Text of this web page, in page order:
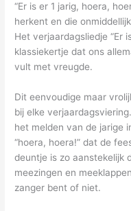
“Er is er 1 jarig, hoera,
herkent en die
Het verjaardagsliedje “Er
klassiekertje dat ons
vult met vreugde.
Dit eenvoudige maar
bij elke
het melden van de jarige
“hoera, hoera!” dat de
deuntje is zo aanstekelijk
meezingen en
zanger bent of niet.